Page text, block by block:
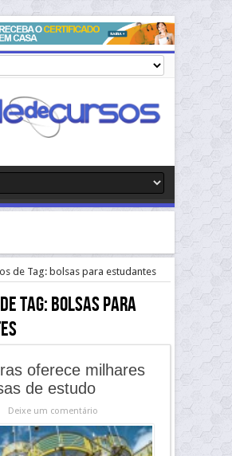
de Tag: bolsas para estudantes
Tag:bolsas para
oferece milhares
de estudo
Deixe um comentário